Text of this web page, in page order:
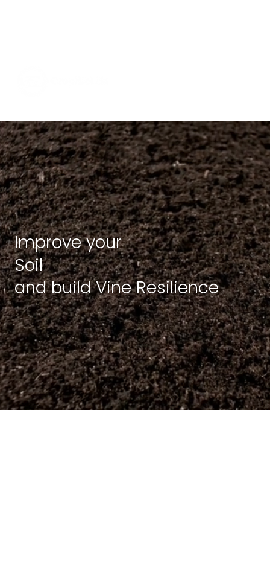
Improve your
Soil
and build Vine Resilience